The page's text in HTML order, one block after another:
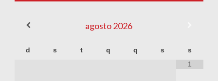
agosto2026
d s t q q s
s
1